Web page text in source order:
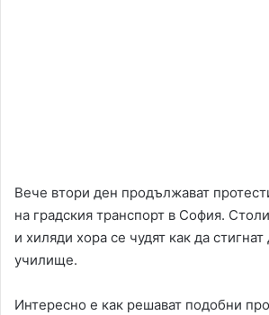
Вече втори ден продължават
на градския транспорт в София.
и хиляди хора се чудят как да стигнат
училище.
Интересно е как решават подобни